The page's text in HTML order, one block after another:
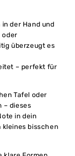
der Hand und
oder
überzeugt es
– perfekt für
Tafel oder
– dieses
in dein
kleines bisschen